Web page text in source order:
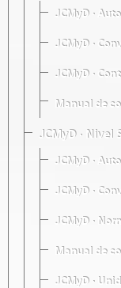
JCMyD ·
JCMyD ·
JCMyD ·
Manual de
JCMyD · Nivel
JCMyD ·
JCMyD ·
JCMyD ·
Manual de
JCMyD ·